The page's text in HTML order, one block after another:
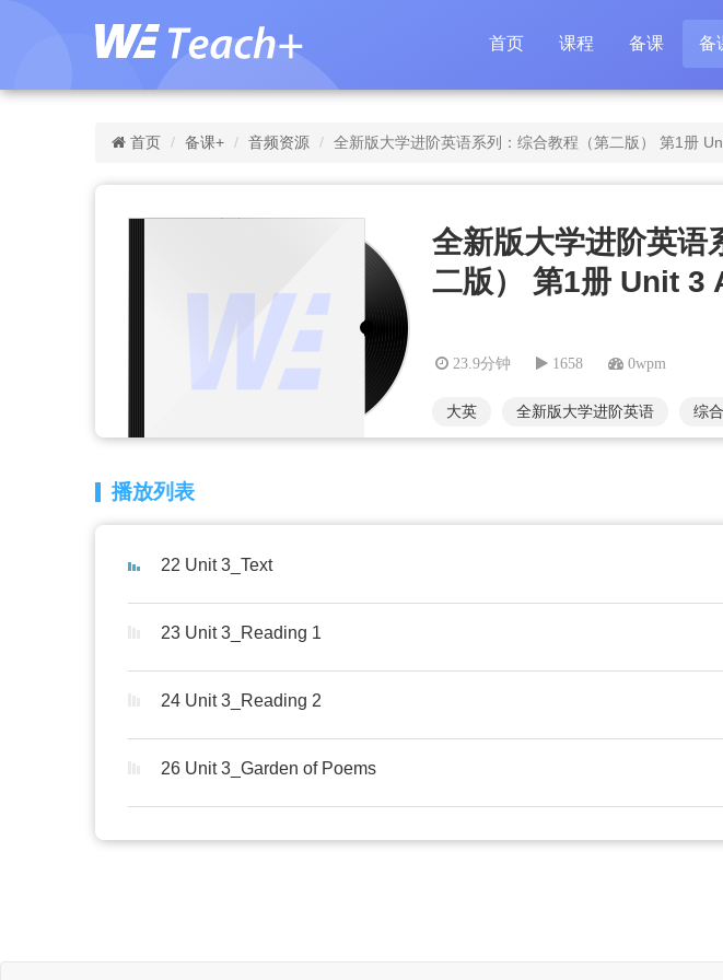
首页 课程 备课 备
首页 备课+ 音频资源 全新版大学进阶英语系列：综合教程（第二版） 第1册
全新版大学进阶英语
二版） 第1册 Unit 3
23.9分钟 1658 0wpm
大英 全新版大学进阶英语 综合
播放列表
22 Unit 3_Text
23 Unit 3_Reading 1
24 Unit 3_Reading 2
26 Unit 3_Garden of Poems